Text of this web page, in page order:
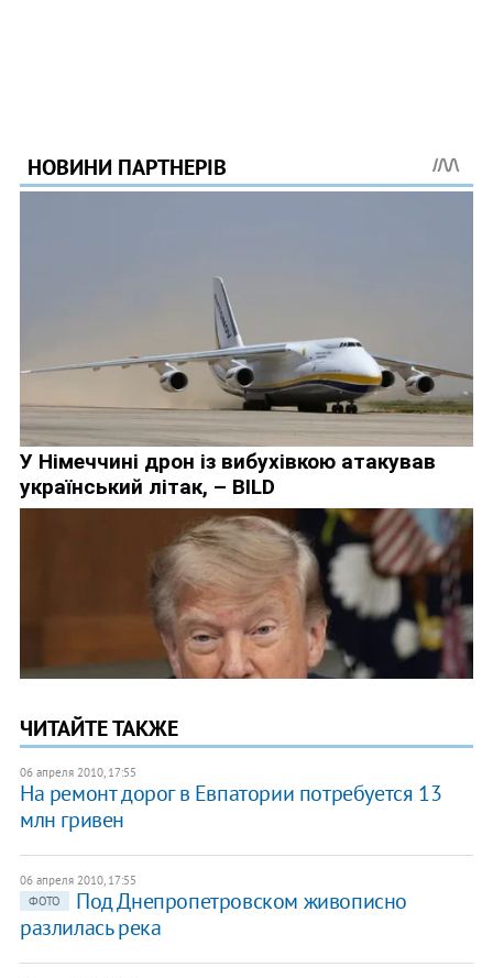
ЧИТАЙТЕ ТАКЖЕ
06 апреля 2010, 17:55
На ремонт дорог в Евпатории потребуется 13
млн гривен
06 апреля 2010, 17:55
ФОТО
Под Днепропетровском живописно
разлилась река